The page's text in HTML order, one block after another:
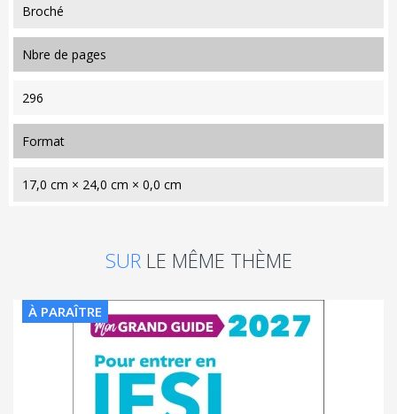
Broché
nbre de pages
296
format
17,0 cm × 24,0 cm × 0,0 cm
SUR LE MÊME THÈME
À PARAÎTRE